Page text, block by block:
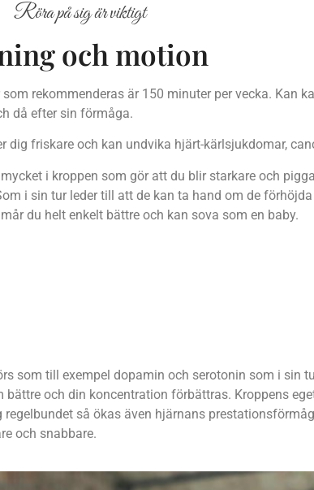
Röra på sig är viktigt
och motion
rekommenderas är 150 minuter per vecka. Kan
då efter sin förmåga.
friskare och kan undvika hjärt-kärlsjukdomar,
i kroppen som gör att du blir starkare och
i sin tur leder till att de kan ta hand om de
du helt enkelt bättre och kan sova som en baby.
som till exempel dopamin och serotonin som i sin
och din koncentration förbättras. Kroppens
så ökas även hjärnans
och snabbare.